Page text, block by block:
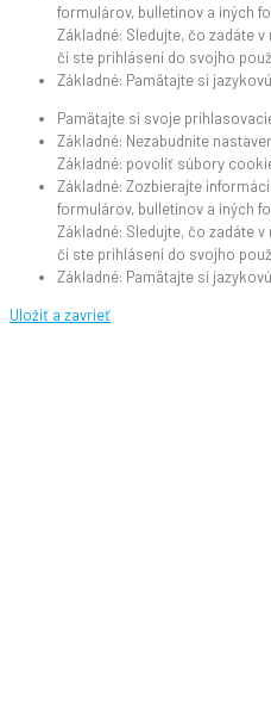
formulárov, bulletinov a iných
Základné: Sledujte, čo zadáte
či ste prihlásení do svojho
Základné: Pamätajte si
Pamätajte si svoje
Základné: Nezabudnite
Základné: povoliť súbory
Základné: Zozbierajte
formulárov, bulletinov a iných
Základné: Sledujte, čo zadáte
či ste prihlásení do svojho
Základné: Pamätajte si
Uložiť a zavrieť